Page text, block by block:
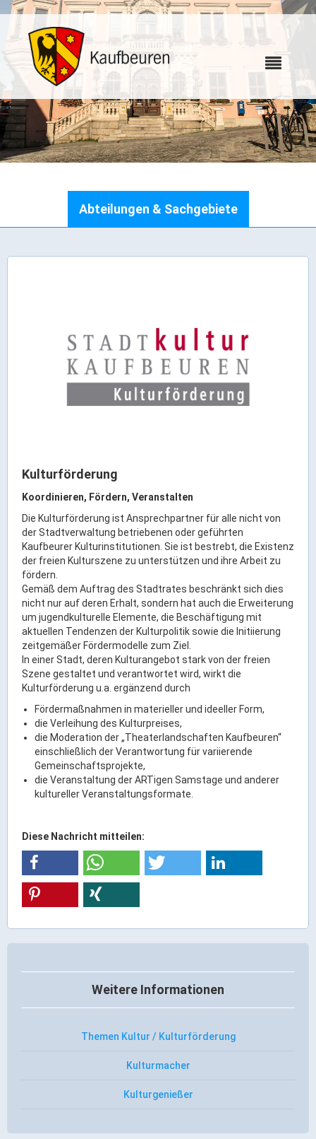
Webcams
Bauflächen & Förderung
Öffnungszeiten / Terminvereinbarung
Kontakt
Stadtrat & Verwaltung
Oberbürgermeister
Bürgermeister / Bürgermeisterin
Beauftragte des Stadtrats
Abteilungen & Sachgebiete
Ortsrecht & Bekanntmachungen
Bauleitplanung & Stadtentwicklung
Stellenangebote
Wahlen
Stadt & Freizeit
Bildung & Erziehung
Heiraten in Kaufbeuren
Stadtgeschichte & -teile
Freizeiteinrichtungen
Partnerstädte
Veranstaltungsräume
ÖPNV
Engagement, Ehrenamt & Vereine
Integration & Vielfalt
Kultur
Abteilungen & Sachgebiete
Kulturförderung
Koordinieren, Fördern, Veranstalten
Die Kulturförderung ist Ansprechpartner für alle nicht von
der Stadtverwaltung betriebenen oder geführten
Kaufbeurer Kulturinstitutionen. Sie ist bestrebt, die Existenz
der freien Kulturszene zu unterstützen und ihre Arbeit zu
fördern.
Gemäß dem Auftrag des Stadtrates beschränkt sich dies
nicht nur auf deren Erhalt, sondern hat auch die Erweiterung
um jugendkulturelle Elemente, die Beschäftigung mit
aktuellen Tendenzen der Kulturpolitik sowie die Initiierung
zeitgemäßer Fördermodelle zum Ziel.
In einer Stadt, deren Kulturangebot stark von der freien
Szene gestaltet und verantwortet wird, wirkt die
Kulturförderung u.a. ergänzend durch
Fördermaßnahmen in materieller und ideeller Form,
die Verleihung des Kulturpreises,
die Moderation der „Theaterlandschaften Kaufbeuren“
einschließlich der Verantwortung für variierende
Gemeinschaftsprojekte,
die Veranstaltung der ARTigen Samstage und anderer
kultureller Veranstaltungsformate.
Diese Nachricht mitteilen:
Weitere Informationen
Themen Kultur / Kulturförderung
Kulturmacher
Kulturgenießer